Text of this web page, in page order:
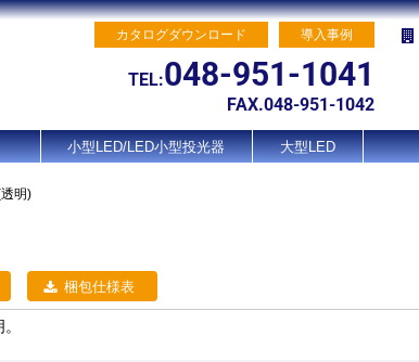
カタログダウンロード 導入事例
TEL:048-951-1041
FAX.048-951-1042
小型LED/LED小型投光器 大型LED
明)
梱包仕様表